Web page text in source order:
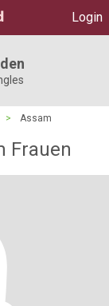
Login
> Assam
Frauen